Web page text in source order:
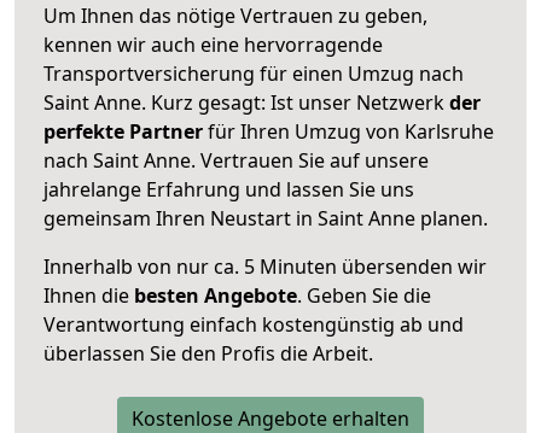
Um Ihnen das nötige Vertrauen zu geben,
kennen wir auch eine hervorragende
Transportversicherung für einen Umzug nach
Saint Anne. Kurz gesagt: Ist unser Netzwerkder
perfekte Partnerfür Ihren Umzug von Karlsruhe
nach Saint Anne. Vertrauen Sie auf unsere
jahrelange Erfahrung und lassen Sie uns
gemeinsam Ihren Neustart in Saint Anne planen.
Innerhalb von nur ca. 5 Minuten übersenden wir
Ihnen die besten Angebote. Geben Sie die
Verantwortung einfach kostengünstig ab und
überlassen Sie den Profis die Arbeit.
Kostenlose Angebote erhalten